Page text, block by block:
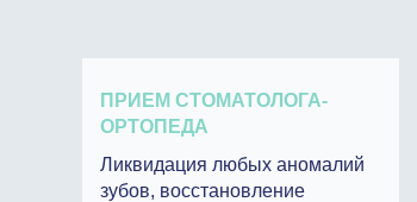
ПРИЕМ СТОМАТОЛОГА-
ОРТОПЕДА
Ликвидация любых аномалий
зубов, восстановление